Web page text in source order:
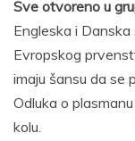
Sve otvoreno u
Engleska i Danska
Evropskog
imaju šansu da se
Odluka o
kolu.